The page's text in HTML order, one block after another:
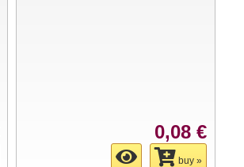
0,08 €
buy »